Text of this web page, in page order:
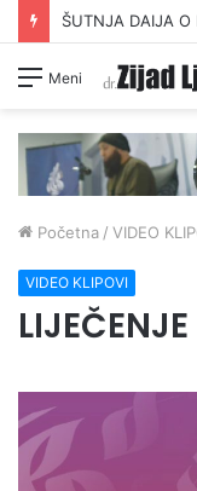
ŠUTNJA DAIJA O
Meni
Početna / VIDEO
VIDEO KLIPOVI